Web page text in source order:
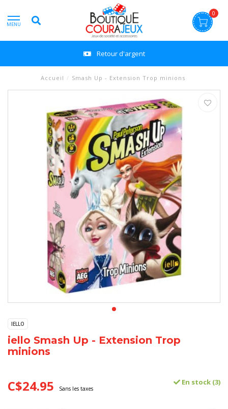
MENU
0
Retour d'argent
Accueil / Smash Up - Extension Trop minions
IELLO
iello Smash Up - Extension Trop
minions
C$24.95 Sans les taxes
En stock (3)